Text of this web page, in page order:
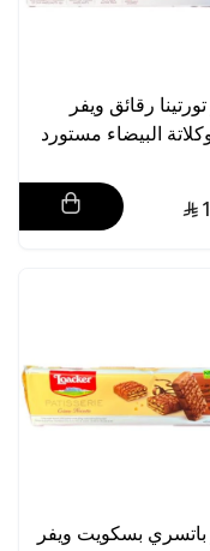
رقائق ويفر
البيضاء مستورد
باتسري بسكويت ويفر